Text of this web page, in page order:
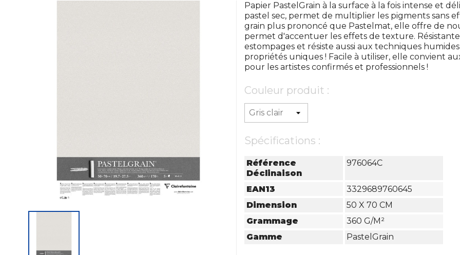
Papier PastelGrain à la surface à la fois intense et
pastel sec, permet de multiplier les pigments sans
grain plus prononcé que Pastelmat, elle offre de
permet d'accentuer les effets de texture.
estompages et résiste aussi aux techniques
propriétés uniques ! Facile à utiliser, elle convient
pour les artistes confirmés et professionnels !
Couleur produit :
Spécifications :
Référence
Déclinaison
976064C
EAN13
3329689760645
Dimension
50 X 70 CM
Grammage
360 G/m²
Gamme
PastelGrain